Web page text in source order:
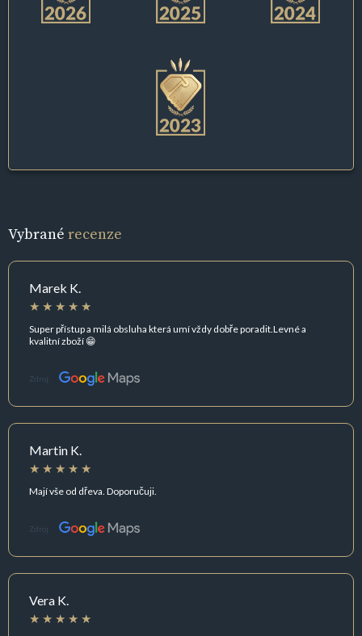
Vybrané recenze
Marek K.
Super přístup a milá obsluha která umí vždy dobře poradit.Levné a
kvalitní zboží 😁
Zdroj:
Martin K.
Mají vše od dřeva. Doporučuji.
Zdroj:
Vera K.